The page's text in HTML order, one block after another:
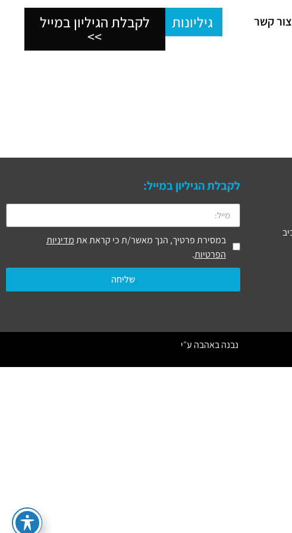
צור קשר גיליונות לקבלת הגיליון במייל
>>
לקבלת הגיליון במייל:
במסירת פרטיך, הנך מאשר/ת כי קראת אתמדיניות
הפרטיות.
שליחה
נבנה באהבה ע״י